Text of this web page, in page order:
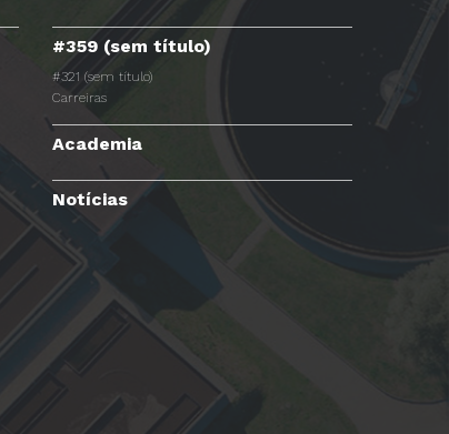
#359 (sem título)
#321 (sem título)
Carreiras
Academia
Notícias